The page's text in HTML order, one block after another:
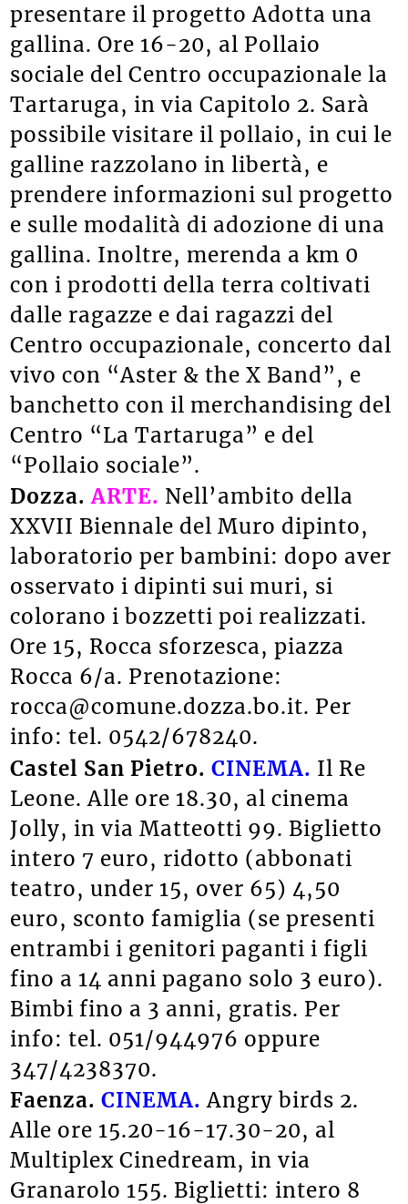
presentare il progetto Adotta una
gallina. Ore 16-20, al Pollaio
sociale del Centro occupazionale la
Tartaruga, in via Capitolo 2. Sarà
possibile visitare il pollaio, in cui le
galline razzolano in libertà, e
prendere informazioni sul progetto
e sulle modalità di adozione di una
gallina. Inoltre, merenda a km 0
con i prodotti della terra coltivati
dalle ragazze e dai ragazzi del
Centro occupazionale, concerto dal
vivo con “Aster & the X Band”, e
banchetto con il merchandising del
Centro “La Tartaruga” e del
“Pollaio sociale”.
Dozza.ARTE. Nell’ambito della
XXVII Biennale del Muro dipinto,
laboratorio per bambini: dopo aver
osservato i dipinti sui muri, si
colorano i bozzetti poi realizzati.
Ore 15, Rocca sforzesca, piazza
Rocca 6/a. Prenotazione:
rocca@comune.dozza.bo.it. Per
info: tel. 0542/678240.
Castel San Pietro.CINEMA. Il Re
Leone. Alle ore 18.30, al cinema
Jolly, in via Matteotti 99. Biglietto
intero 7 euro, ridotto (abbonati
teatro, under 15, over 65) 4,50
euro, sconto famiglia (se presenti
entrambi i genitori paganti i figli
fino a 14 anni pagano solo 3 euro).
Bimbi fino a 3 anni, gratis. Per
info: tel. 051/944976 oppure
347/4238370.
Faenza.CINEMA. Angry birds 2.
Alle ore 15.20-16-17.30-20, al
Multiplex Cinedream, in via
Granarolo 155. Biglietti: intero 8